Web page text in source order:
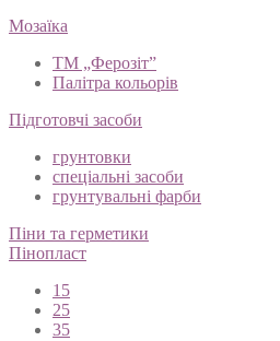
Мозаїка
ТМ „Ферозіт”
Палітра кольорів
Підготовчі засоби
грунтовки
спеціальні засоби
грунтувальні фарби
Піни та герметики
Пінопласт
15
25
35